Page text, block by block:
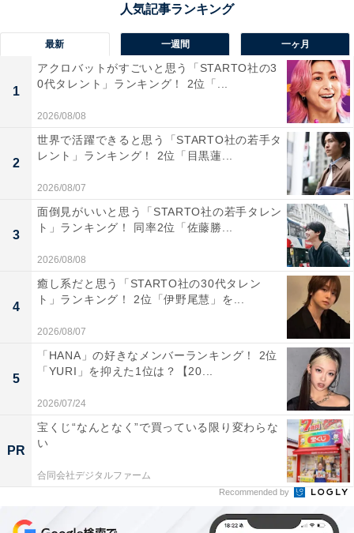
1位：『イカゲーム』
??✈️?#イカゲーム pic.twitter.com/Yr33fmuvUR
— Netflix Japan | ネットフリックス (@NetflixJP)
1位は『イカゲーム』でした。
賞金に目がくらみ、昔ながらの遊びを取り入れた奇妙な
サバイバルゲームに招待された参加者たちが生き残りを
懸けて競い合うサスペンスドラマです。脚本・演出は、
映画『トガニ 幼き瞳の告発』を手掛けた実績のあるファ
ン・ドンヒョク監督が担当していたことが話題となりま
した。
『イカゲーム』を選択したアンケート回答者のコメント
は以下のとおりです。
最新 一週間 一ヶ月
1
アクロバットがすごいと思う「STARTO社の3
0代タレント」ランキング！ 2位「...
2026/08/08
2
世界で活躍できると思う「STARTO社の若手タ
レント」ランキング！ 2位「目黒蓮...
2026/08/07
3
面倒見がいいと思う「STARTO社の若手タレン
ト」ランキング！ 同率2位「佐藤勝...
2026/08/08
4
癒し系だと思う「STARTO社の30代タレン
ト」ランキング！ 2位「伊野尾慧」を...
2026/08/07
5
「HANA」の好きなメンバーランキング！ 2位
「YURI」を抑えた1位は？【20...
2026/07/24
PR
宝くじ“なんとなく”で買っている限り変わらな
い
合同会社デジタルファーム
Recommended by